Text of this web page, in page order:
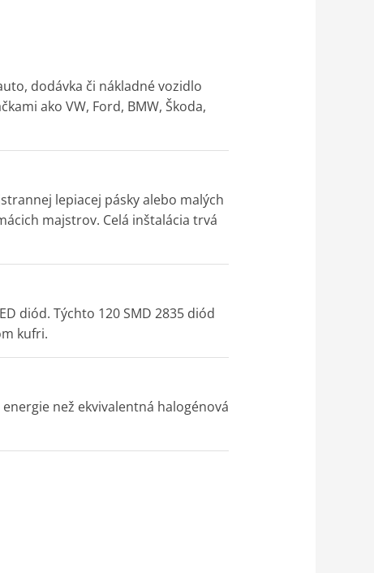
dodávka či nákladné vozidlo
ako VW, Ford, BMW, Škoda,
lepiacej pásky alebo malých
majstrov. Celá inštalácia trvá
diód. Týchto 120 SMD 2835 diód
kufri.
než ekvivalentná halogénová